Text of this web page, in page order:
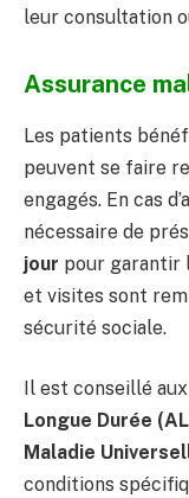
leur consultation
Assurance
Les patients
peuvent se faire
engagés. En cas
nécessaire de
jour pour garantir
et visites sont
sécurité sociale.
Il est conseillé
Longue Durée
Maladie
conditions